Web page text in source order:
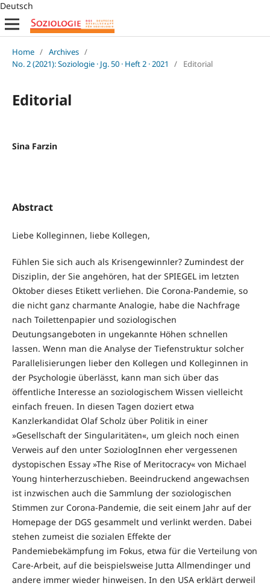
Deutsch
Home / Archives /
No. 2 (2021): Soziologie · Jg. 50 · Heft 2 · 2021
/ Editorial
Editorial
Sina Farzin
Abstract
Liebe Kolleginnen, liebe Kollegen,
Fühlen Sie sich auch als Krisengewinnler? Zumindest der
Disziplin, der Sie angehören, hat der SPIEGEL im letzten
Oktober dieses Etikett verliehen. Die Corona-Pandemie, so
die nicht ganz charmante Analogie, habe die Nachfrage
nach Toilettenpapier und soziologischen
Deutungsangeboten in ungekannte Höhen schnellen
lassen. Wenn man die Analyse der Tiefenstruktur solcher
Parallelisierungen lieber den Kollegen und Kolleginnen in
der Psychologie überlässt, kann man sich über das
öffentliche Interesse an soziologischem Wissen vielleicht
einfach freuen. In diesen Tagen doziert etwa
Kanzlerkandidat Olaf Scholz über Politik in einer
»Gesellschaft der Singularitäten«, um gleich noch einen
Verweis auf den unter SoziologInnen eher vergessenen
dystopischen Essay »The Rise of Meritocracy« von Michael
Young hinterherzuschieben. Beeindruckend angewachsen
ist inzwischen auch die Sammlung der soziologischen
Stimmen zur Corona-Pandemie, die seit einem Jahr auf der
Homepage der DGS gesammelt und verlinkt werden. Dabei
stehen zumeist die sozialen Effekte der
Pandemiebekämpfung im Fokus, etwa für die Verteilung von
Care-Arbeit, auf die beispielsweise Jutta Allmendinger und
andere immer wieder hinweisen. In den USA erklärt derweil